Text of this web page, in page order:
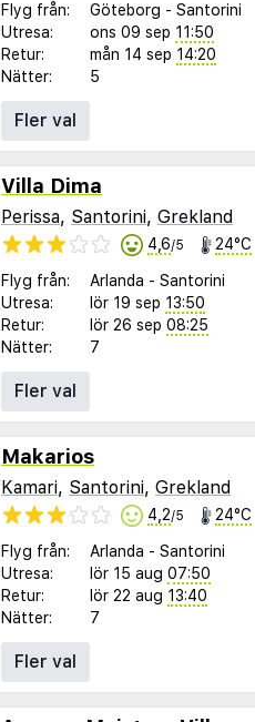
Flyg från: Göteborg - Santorini
Utresa:
ons 09 sep 11:50
Retur:
mån 14 sep 14:20
Nätter:
5
Fler val
Villa Dima
Perissa, Santorini, Grekland
4,6/5 24°C
Flyg från: Arlanda - Santorini
Utresa:
lör 19 sep 13:50
Retur:
lör 26 sep 08:25
Nätter:
7
Fler val
Makarios
Kamari, Santorini, Grekland
4,2/5 24°C
Flyg från: Arlanda - Santorini
Utresa:
lör 15 aug 07:50
Retur:
lör 22 aug 13:40
Nätter:
7
Fler val